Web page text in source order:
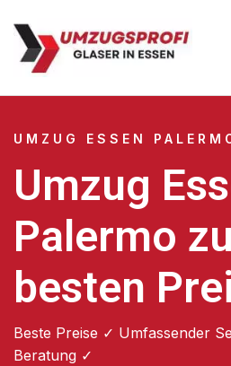
UMZUG ESSEN
Umzug
Palermo
besten
Beste Preise ✓ Umfassender
Beratung ✓